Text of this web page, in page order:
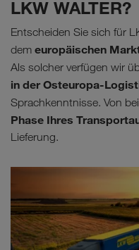
LKW WALTER?
Entscheiden Sie sich für
dem europäischen
Als solcher verfügen wir
in der Osteuropa-
Sprachkenntnisse. Von
Phase Ihres
Lieferung.